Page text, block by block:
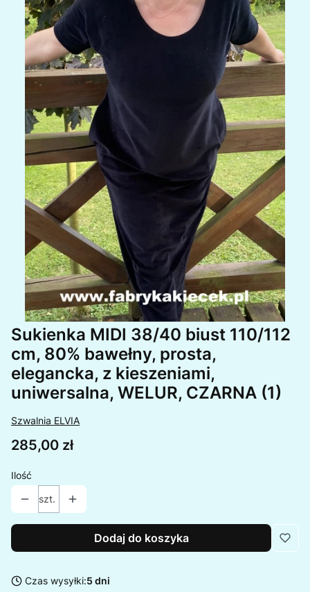
Sukienka MIDI 38/40 biust 110/112
cm, 80% bawełny, prosta,
elegancka, z kieszeniami,
uniwersalna, WELUR, CZARNA (1)
Szwalnia ELVIA
Cena
285,00 zł
Ilość
szt.
Dodaj do koszyka
Czas wysyłki:5 dni